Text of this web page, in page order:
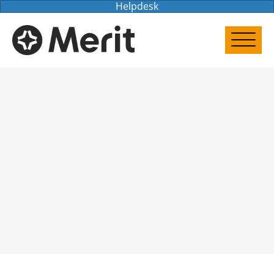
Helpdesk